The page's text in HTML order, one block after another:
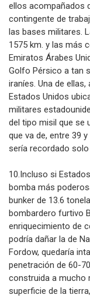
ellos acompañados
contingente de
las bases militares.
1575 km. y las más
Emiratos Árabes
Golfo Pérsico a tan
iraníes. Una de
Estados Unidos
militares
del tipo misil que se
que va de, entre 39
sería recordado solo
10.Incluso si
bomba más
bunker de 13.6
bombardero furtivo
enriquecimiento de
podría dañar la de
Fordow, quedaría
penetración de 60-
construida a mucho
superficie de la